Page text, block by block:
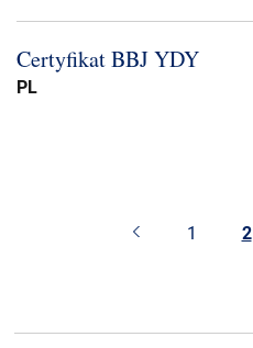
Certyfikat BBJ YDY
PL
1 2